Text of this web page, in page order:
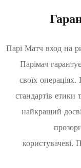
Парі Матч
своїх